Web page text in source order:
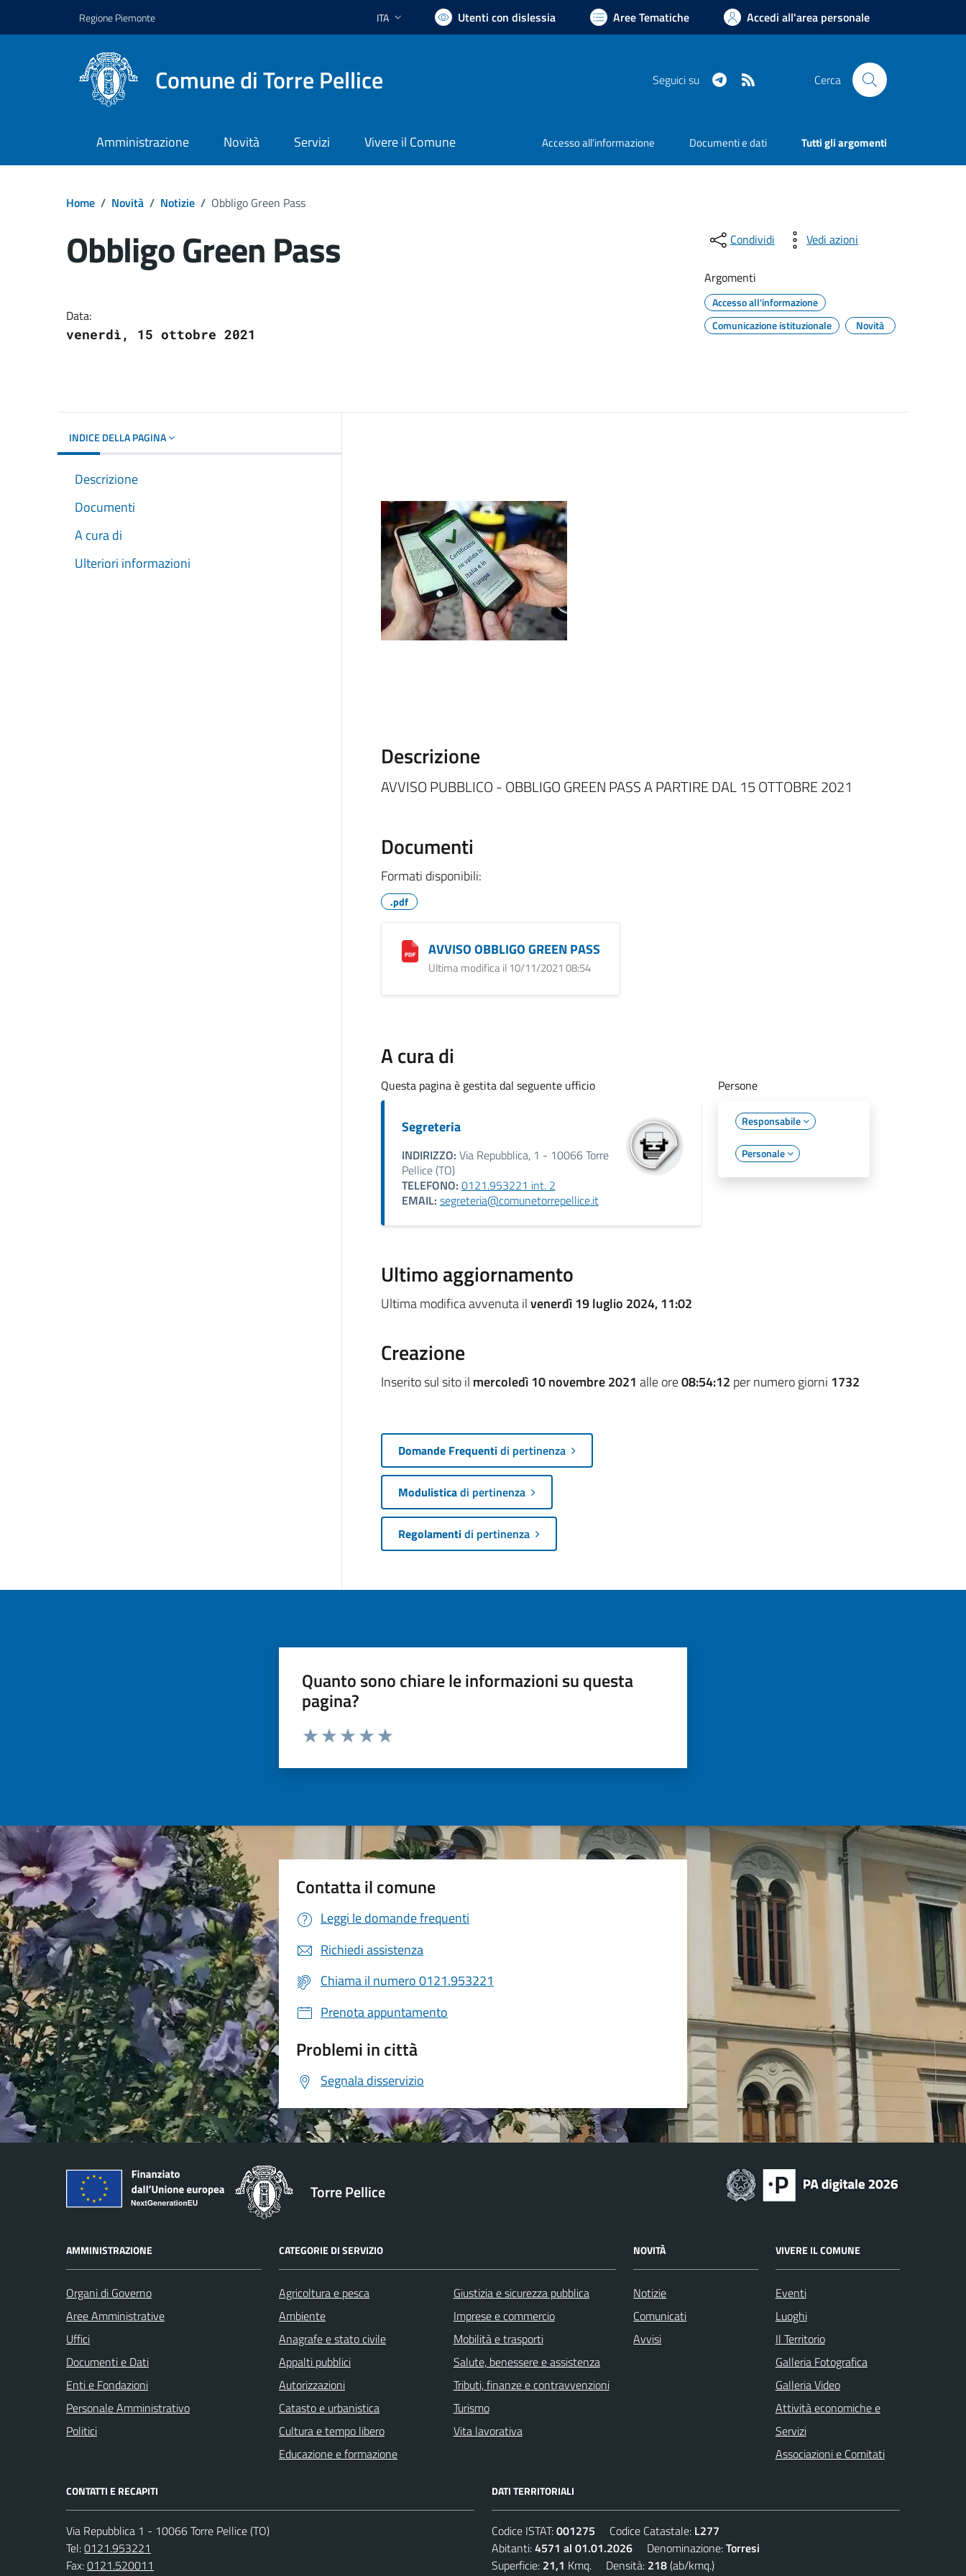
Regione Piemonte Lingua attiva:
ITA Utenti con dislessia Aree Tematiche Accedi all'area personale
Comune di Torre Pellice Seguici su Telegram Cerca
Amministrazione Novità Servizi Vivere il Comune Accesso all'informazione Documenti e dati Tutti gli argomenti
Home / Novità / Notizie / Obbligo Green Pass
Obbligo Green Pass
Data:
venerdì, 15 ottobre 2021
Condividi Vedi azioni
Argomenti
Accesso all'informazione
Comunicazione istituzionale
Novità
INDICE DELLA PAGINA
Descrizione
Documenti
A cura di
Ulteriori informazioni
Descrizione
AVVISO PUBBLICO - OBBLIGO GREEN PASS A PARTIRE DAL 15 OTTOBRE 2021
Documenti
Formati disponibili:
.pdf
AVVISO OBBLIGO GREEN PASS
Ultima modifica il 10/11/2021 08:54
A cura di
Questa pagina è gestita dal seguente ufficio
Segreteria
INDIRIZZO: Via Repubblica, 1 - 10066 Torre
Pellice (TO)
TELEFONO: 0121.953221 int. 2
EMAIL: segreteria@comunetorrepellice.it
Persone
Responsabile
Personale
Ultimo aggiornamento
Ultima modifica avvenuta ilvenerdì 19 luglio 2024, 11:02
Creazione
Inserito sul sito il mercoledì 10 novembre 2021 alle ore08:54:12 per numero giorni 1732
Domande Frequentidi pertinenza
Modulisticadi pertinenza
Regolamentidi pertinenza
Quanto sono chiare le informazioni su questa
pagina?
Valuta da 1 a 5 stelle la pagina
Contatta il comune
Leggi le domande frequenti
Richiedi assistenza
Chiama il numero 0121.953221
Prenota appuntamento
Problemi in città
Segnala disservizio
Torre Pellice
AMMINISTRAZIONE
Organi di Governo
Aree Amministrative
Uffici
Documenti e Dati
Enti e Fondazioni
Personale Amministrativo
Politici
CATEGORIE DI SERVIZIO
Agricoltura e pesca
Ambiente
Anagrafe e stato civile
Appalti pubblici
Autorizzazioni
Catasto e urbanistica
Cultura e tempo libero
Educazione e formazione
Giustizia e sicurezza pubblica
Imprese e commercio
Mobilità e trasporti
Salute, benessere e assistenza
Tributi, finanze e contravvenzioni
Turismo
Vita lavorativa
NOVITÀ
Notizie
Comunicati
Avvisi
VIVERE IL COMUNE
Eventi
Luoghi
Il Territorio
Galleria Fotografica
Galleria Video
Attività economiche e
Servizi
Associazioni e Comitati
CONTATTI E RECAPITI
Via Repubblica 1 - 10066 Torre Pellice (TO)
Tel:0121.953221
Fax:0121.520011
DATI TERRITORIALI
Codice ISTAT:001275 Codice Catastale: L277
Abitanti:4571 al 01.01.2026 Denominazione:Torresi
Superficie: 21,1 Kmq. Densità: 218(ab/kmq.)